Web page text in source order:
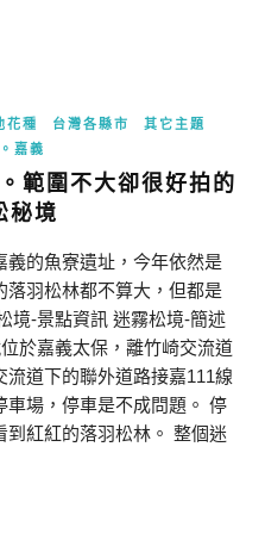
花種 台灣各縣市
其它主題
嘉義
範圍不大卻很好拍的
秘境
義的魚寮遺址，今年依然是
落羽松林都不算大，但都是
境-景點資訊 迷霧松境-簡述
於嘉義太保，離竹崎交流道
道下的聯外道路接嘉111線
車場，停車是不成問題。 停
到紅紅的落羽松林。 整個迷